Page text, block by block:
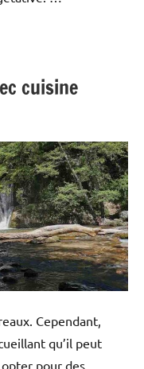
cuisine
Cependant,
qu’il peut
pour des